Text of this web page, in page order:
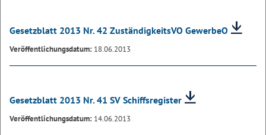
Gesetzblatt 2013 Nr. 42 ZuständigkeitsVO GewerbeO
Veröffentlichungsdatum: 18.06.2013
Gesetzblatt 2013 Nr. 41 SV Schiffsregister
Veröffentlichungsdatum: 14.06.2013